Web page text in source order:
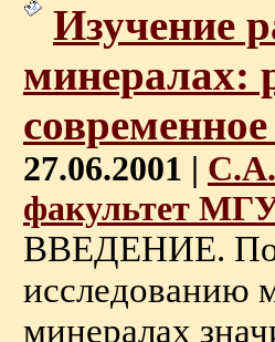
Изучение
минералах:
27.06.2001 | С.А.
факультет
ВВЕДЕНИЕ.
исследованию
минералах